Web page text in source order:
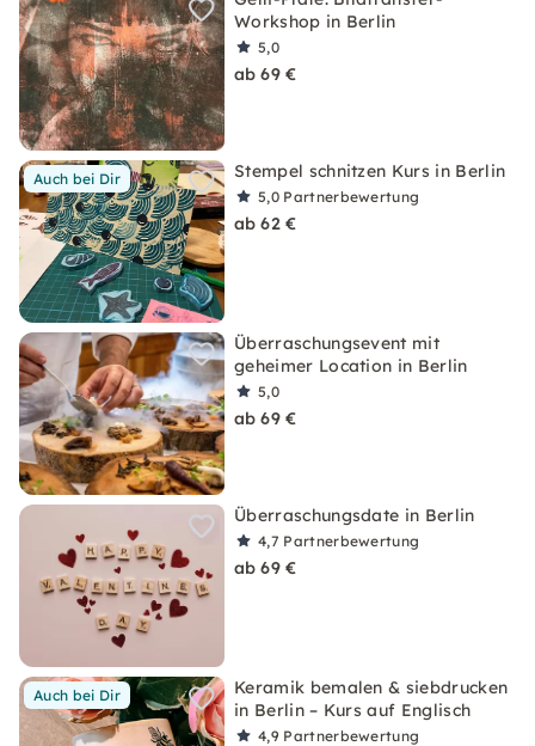
Workshop in Berlin
5,0
ab 69 €
Auch bei Dir Stempel schnitzen Kurs in Berlin
5,0 Partnerbewertung
ab 62 €
Überraschungsevent mit
geheimer Location in Berlin
5,0
ab 69 €
Überraschungsdate in Berlin
4,7 Partnerbewertung
ab 69 €
Auch bei Dir
Keramik bemalen & siebdrucken
in Berlin – Kurs auf Englisch
4,9 Partnerbewertung